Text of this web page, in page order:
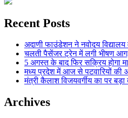
Recent Posts
अदाणी फाउंडेशन ने नवोदय विद्यालय
चलती पैसेंजर ट्रेन में लगी भीषण आग,
5 अगस्त के बाद फिर सक्रिय होगा
मध्य प्रदेश में आज से पटवारियों की
मंत्री कैलाश विजयवर्गीय का पर
Archives